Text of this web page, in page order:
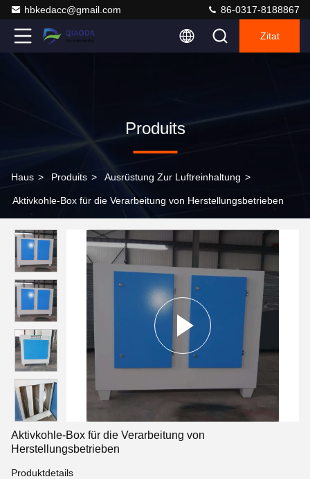
hbkedacc@gmail.com 86-0317-8188867
Zitat
Produits
Haus > Produits > Ausrüstung Zur Luftreinhaltung >
Aktivkohle-Box für die Verarbeitung von Herstellungsbetrieben
Aktivkohle-Box für die Verarbeitung von
Herstellungsbetrieben
Produktdetails